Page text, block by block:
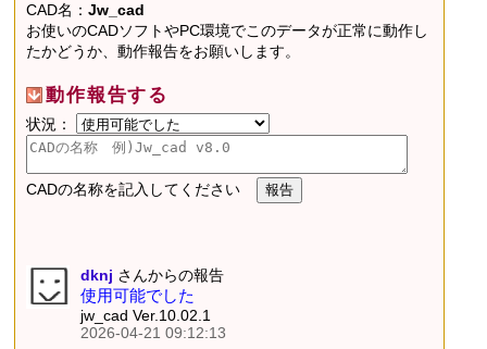
CAD名：Jw_cad
お使いのCADソフトやPC環境でこのデータが正常に動作し
たかどうか、動作報告をお願いします。
動作報告する
状況：
CADの名称を記入してください
dknj さんからの報告
使用可能でした
jw_cad Ver.10.02.1
2026-04-21 09:12:13